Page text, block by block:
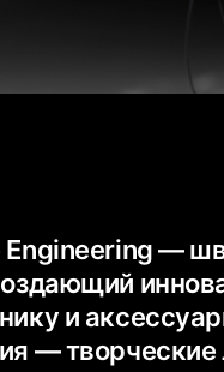
Engineering —
и
—